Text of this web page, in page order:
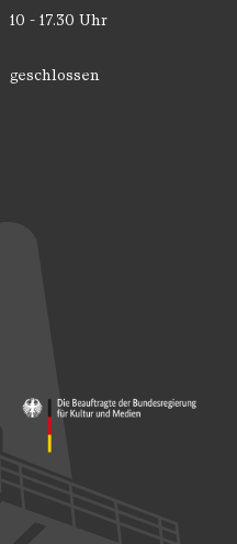
10 - 17.30 Uhr
geschlossen